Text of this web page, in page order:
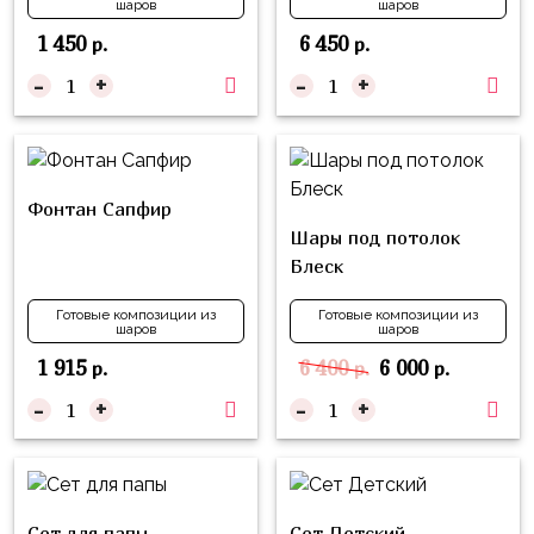
шаров
1 450р.
- +
шаров
6 450р.
- +
Фонтан Сапфир
Готовые композиции из
шаров
1 915р.
- +
Шары под потолок
Блеск
Готовые композиции из
шаров
6 400р. 6 000р.
- +
надпись
на
Буквы
Товары
праздника
Свечи
Бумажный
декор
Колпачки,
ободки
Гудки
и
Минни
Спорт
Мамы,
Дедушки
Тропики
Поттер